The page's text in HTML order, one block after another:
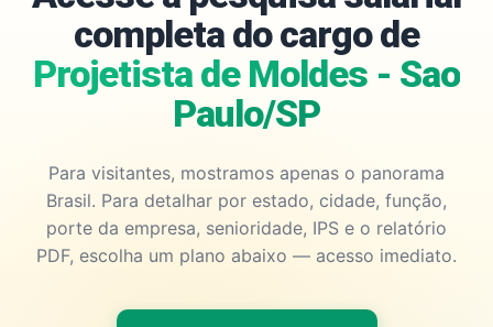
completa do cargo de
Projetista de Moldes - Sao
Paulo/SP
Para visitantes, mostramos apenas o panorama
Brasil. Para detalhar por estado, cidade, função,
porte da empresa, senioridade, IPS e o relatório
PDF, escolha um plano abaixo — acesso imediato.